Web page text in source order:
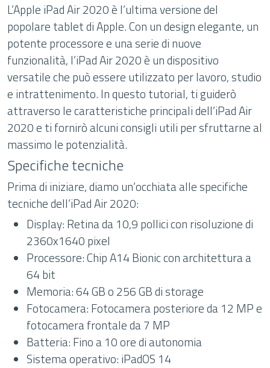
L’Apple iPad Air 2020 è l’ultima versione del
popolare tablet di Apple. Con un design elegante, un
potente processore e una serie di nuove
funzionalità, l’iPad Air 2020 è un dispositivo
versatile che può essere utilizzato per lavoro, studio
e intrattenimento. In questo tutorial, ti guiderò
attraverso le caratteristiche principali dell’iPad Air
2020 e ti fornirò alcuni consigli utili per sfruttarne al
massimo le potenzialità.
Specifiche tecniche
Prima di iniziare, diamo un’occhiata alle specifiche
tecniche dell’iPad Air 2020:
Display: Retina da 10,9 pollici con risoluzione di
2360x1640 pixel
Processore: Chip A14 Bionic con architettura a
64 bit
Memoria: 64 GB o 256 GB di storage
Fotocamera: Fotocamera posteriore da 12 MP e
fotocamera frontale da 7 MP
Batteria: Fino a 10 ore di autonomia
Sistema operativo: iPadOS 14